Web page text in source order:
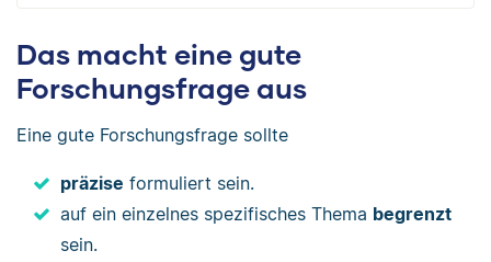
Das macht eine gute
Forschungsfrage aus
Eine gute Forschungsfrage sollte
präzise formuliert sein.
auf ein einzelnes spezifisches Thema begrenzt
sein.